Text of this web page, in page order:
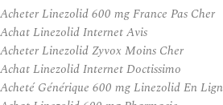
Acheter Linezolid 600 mg France Pas Cher
Achat Linezolid Internet Avis
Acheter Linezolid Zyvox Moins Cher
Achat Linezolid Internet Doctissimo
Acheté Générique 600 mg Linezolid En